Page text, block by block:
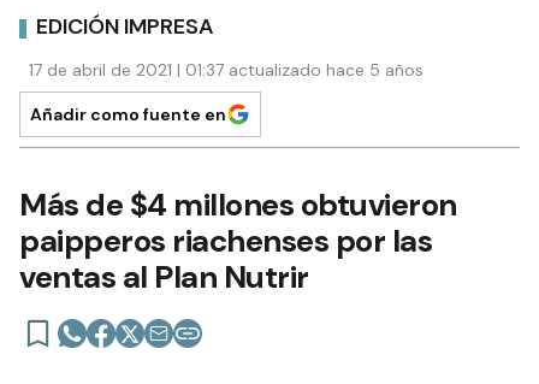
EDICIÓN IMPRESA
17 de abril de 2021 | 01:37 actualizado hace 5 años
Añadir como fuente en
Más de $4 millones obtuvieron
paipperos riachenses por las
ventas al Plan Nutrir